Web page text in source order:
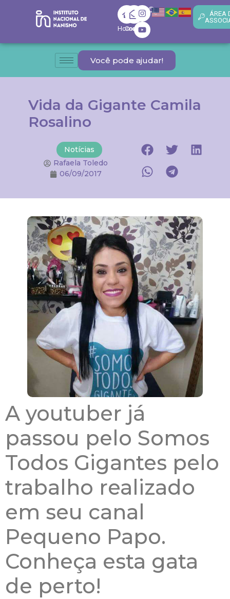
Home
Contato
ÁREA
Você pode ajudar!
Vida da Gigante Camila
Rosalino
Notícias
Rafaela Toledo
06/09/2017
A youtuber já
passou pelo Somos
Todos Gigantes pelo
trabalho realizado
em seu canal
Pequeno Papo.
Conheça esta gata
de perto!